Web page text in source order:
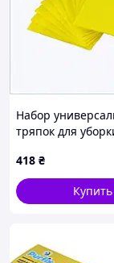
Набор
тряпок для
2480A94A5
418 ₴
Купить